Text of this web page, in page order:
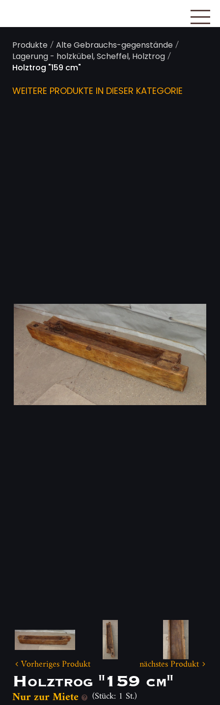
Produkte/Alte Gebrauchs-gegenstände/
Lagerung - holzkübel, Scheffel, Holztrog/
Holztrog "159 cm"
WEITERE PRODUKTE IN DIESER KATEGORIE
Vorheriges Produkt nächstes Produkt
Holztrog "159 cm"
Nur zur Miete (Stück: 1 St.)